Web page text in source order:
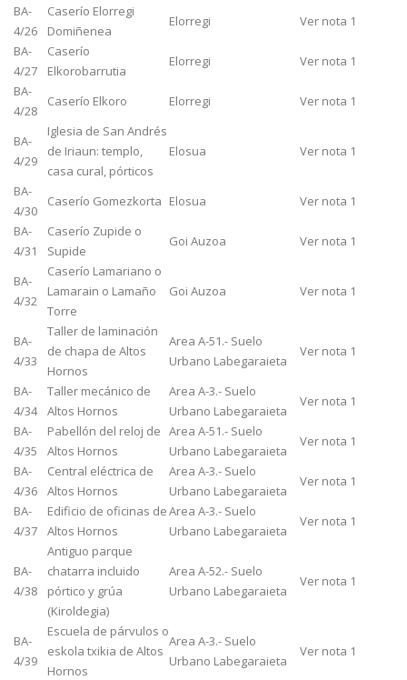
BA-
4/26
Caserío Elorregi
Domiñenea
Elorregi
Ver nota 1
BA-
4/27
Caserío
Elkorobarrutia
Elorregi
Ver nota 1
BA-
4/28
Caserío Elkoro Elorregi Ver nota 1
BA-
4/29
Iglesia de San Andrés
de Iriaun: templo,
casa cural, pórticos
Elosua Ver nota 1
BA-
4/30
Caserío Gomezkorta Elosua
Ver nota 1
BA-
4/31
Caserío Zupide o
Supide
Goi Auzoa Ver nota 1
BA-
4/32
Caserío Lamariano o
Lamarain o Lamaño
Torre
Goi Auzoa Ver nota 1
BA-
4/33
Taller de laminación
de chapa de Altos
Hornos
Area A-51.- Suelo
Urbano Labegaraieta
Ver nota 1
BA-
4/34
Taller mecánico de
Altos Hornos
Area A-3.- Suelo
Urbano Labegaraieta
Ver nota 1
BA-
4/35
Pabellón del reloj de
Altos Hornos
Area A-51.- Suelo
Urbano Labegaraieta
Ver nota 1
BA-
4/36
Central eléctrica de
Altos Hornos
Area A-3.- Suelo
Urbano Labegaraieta
Ver nota 1
BA-
4/37
Edificio de oficinas de
Altos Hornos
Area A-3.- Suelo
Urbano Labegaraieta
Ver nota 1
BA-
4/38
Antiguo parque
chatarra incluido
pórtico y grúa
(Kiroldegia)
Area A-52.- Suelo
Urbano Labegaraieta
Ver nota 1
BA-
4/39
Escuela de párvulos o
eskola txikia de Altos
Hornos
Area A-3.- Suelo
Urbano Labegaraieta
Ver nota 1